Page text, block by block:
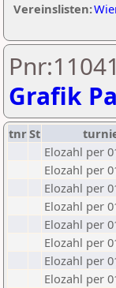
Vereinslisten:
Grafik
tnrSt
Elozahl per
Elozahl per
Elozahl per
Elozahl per
Elozahl per
Elozahl per
Elozahl per
Elozahl per